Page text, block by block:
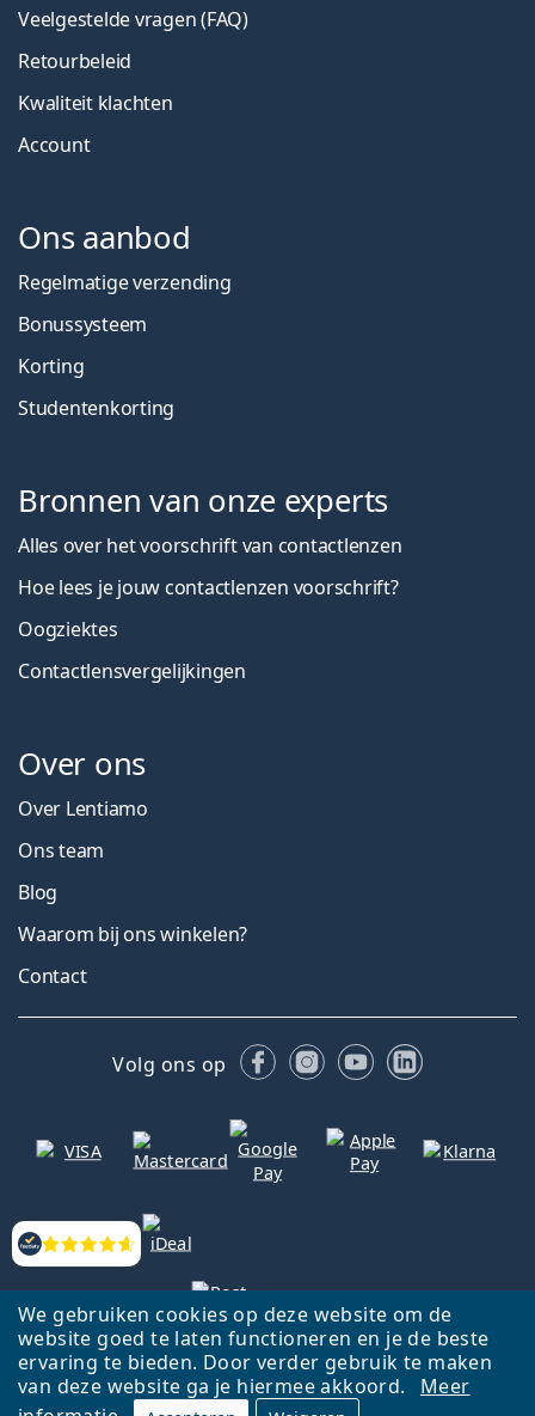
We gebruiken cookies op deze website om de
website goed te laten functioneren en je de beste
ervaring te bieden. Door verder gebruik te maken
van deze website ga je hiermee akkoord.
Meer
Beoordelingen
Veelgestelde vragen (FAQ)
Retourbeleid
Kwaliteit klachten
Account
Ons aanbod
Regelmatige verzending
Bonussysteem
Korting
Studentenkorting
Bronnen van onze experts
Alles over het voorschrift van contactlenzen
Hoe lees je jouw contactlenzen voorschrift?
Oogziektes
Contactlensvergelijkingen
Over ons
Over Lentiamo
Ons team
Blog
Waarom bij ons winkelen?
Contact
Volg ons op FacebookInstagram
YouTubeLinkedIn
Terug naar de homepagina
Ga omhoog